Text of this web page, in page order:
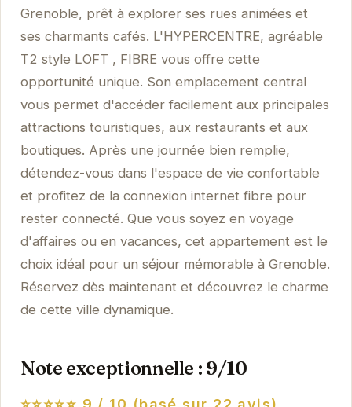
Grenoble, prêt à explorer ses rues animées et
ses charmants cafés. L'HYPERCENTRE, agréable
T2 style LOFT , FIBRE vous offre cette
opportunité unique. Son emplacement central
vous permet d'accéder facilement aux principales
attractions touristiques, aux restaurants et aux
boutiques. Après une journée bien remplie,
détendez-vous dans l'espace de vie confortable
et profitez de la connexion internet fibre pour
rester connecté. Que vous soyez en voyage
d'affaires ou en vacances, cet appartement est le
choix idéal pour un séjour mémorable à Grenoble.
Réservez dès maintenant et découvrez le charme
de cette ville dynamique.
Note exceptionnelle : 9/10